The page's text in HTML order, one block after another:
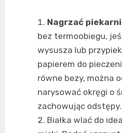
Nagrzać
bez termoobiegu,
wysusza lub
papierem do
równe bezy, można
narysować okręgi o
zachowując odstępy.
Białka wlać do